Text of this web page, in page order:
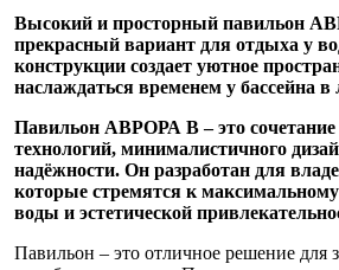
Высокий и просторный павильон
прекрасный вариант для отдыха у
конструкции создает уютное
наслаждаться временем у бассейна в
Павильон АВРОРА В– это
технологий, минималистичного
надёжности. Он разработан для
которые стремятся к
воды и эстетической
Павильон – это отличное решение для